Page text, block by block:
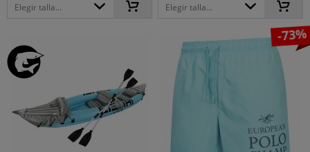
Elegir talla... Elegir talla...
-73%